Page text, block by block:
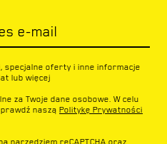
e-mail
specjalne oferty i inne informacje
lub więcej
za Twoje dane osobowe. W celu
naszą Politykę Prywatności
narzędziem reCAPTCHA oraz